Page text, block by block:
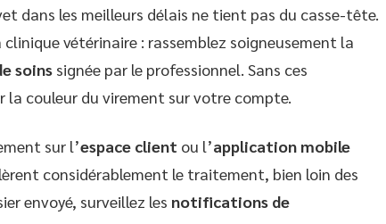
dans les meilleurs délais ne tient pas du casse-tête.
vétérinaire : rassemblez soigneusement la
soins signée par le professionnel. Sans ces
la couleur du virement sur votre compte.
sur l’espace client ou l’application mobile
considérablement le traitement, bien loin des
envoyé, surveillez les notifications de